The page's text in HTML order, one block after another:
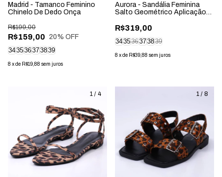
Madrid - Tamanco Feminino
Chinelo De Dedo Onça
R$159,00
R$199,00
20% OFF
343536373839
8 xde R$19,88 sem juros
Aurora - Sandália Feminina
Salto Geométrico Aplicação
R$319,00
343536373839
8 xde R$39,88 sem juros
1 / 4 1 / 8